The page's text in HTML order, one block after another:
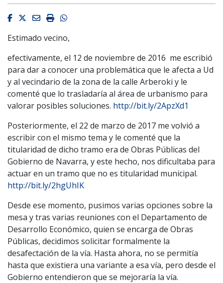
Facebook
Twitter
EmailImprimirWhatsapp
Estimado vecino,
efectivamente, el 12 de noviembre de 2016 me escribió
para dar a conocer una problemática que le afecta a Ud
y al vecindario de la zona de la calle Arberoki y le
comenté que lo trasladaría al área de urbanismo para
valorar posibles soluciones. http://bit.ly/2ApzXd1
Posteriormente, el 22 de marzo de 2017 me volvió a
escribir con el mismo tema y le comenté que la
titularidad de dicho tramo era de Obras Públicas del
Gobierno de Navarra, y este hecho, nos dificultaba para
actuar en un tramo que no es titularidad municipal.
http://bit.ly/2hgUhIK
Desde ese momento, pusimos varias opciones sobre la
mesa y tras varias reuniones con el Departamento de
Desarrollo Económico, quien se encarga de Obras
Públicas, decidimos solicitar formalmente la
desafectación de la vía. Hasta ahora, no se permitía
hasta que existiera una variante a esa vía, pero desde el
Gobierno entendieron que se mejoraría la vía.